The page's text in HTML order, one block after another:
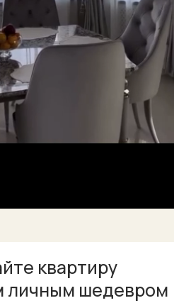
квартиру
личным шедевром